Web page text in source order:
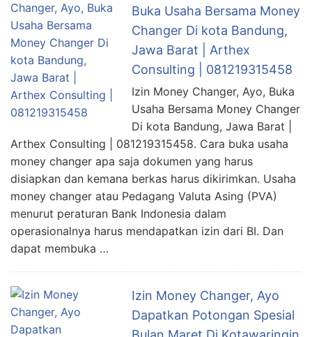
Buka Usaha Bersama Money
Changer Di kota Bandung,
Jawa Barat | Arthex
Consulting | 081219315458
Izin Money Changer, Ayo, Buka
Usaha Bersama Money Changer
Di kota Bandung, Jawa Barat |
Arthex Consulting | 081219315458. Cara buka usaha
money changer apa saja dokumen yang harus
disiapkan dan kemana berkas harus dikirimkan. Usaha
money changer atau Pedagang Valuta Asing (PVA)
menurut peraturan Bank Indonesia dalam
operasionalnya harus mendapatkan izin dari BI. Dan
dapat membuka …
Izin Money Changer, Ayo
Dapatkan Potongan Spesial